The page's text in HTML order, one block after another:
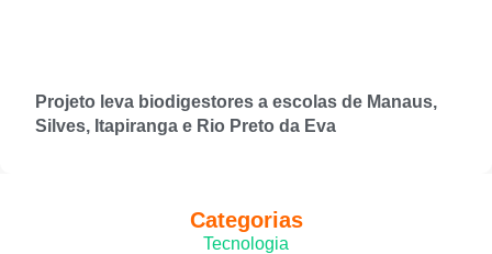
Projeto leva biodigestores a escolas de Manaus,
Silves, Itapiranga e Rio Preto da Eva
Categorias
Tecnologia